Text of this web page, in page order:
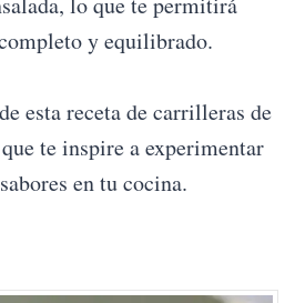
y equilibrado.
esta receta de carrilleras de
te inspire a experimentar
en tu cocina.